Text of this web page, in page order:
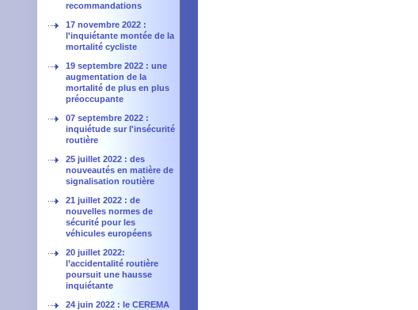
recommandations
17 novembre 2022 :
l'inquiétante montée de la
mortalité cycliste
19 septembre 2022 : une
augmentation de la
mortalité de plus en plus
préoccupante
07 septembre 2022 :
inquiétude sur l'insécurité
routière
25 juillet 2022 : des
nouveautés en matière de
signalisation routière
21 juillet 2022 : de
nouvelles normes de
sécurité pour les
véhicules européens
20 juillet 2022:
l’accidentalité routière
poursuit une hausse
inquiétante
24 juin 2022 : le CEREMA